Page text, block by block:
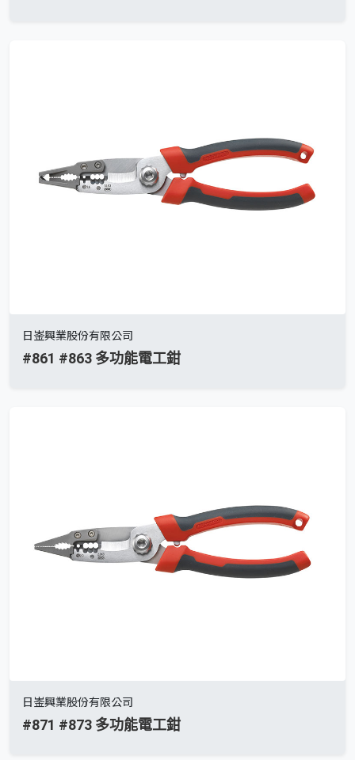
日崟興業股份有限公司
#861 #863 多功能電工鉗
日崟興業股份有限公司
#871 #873 多功能電工鉗